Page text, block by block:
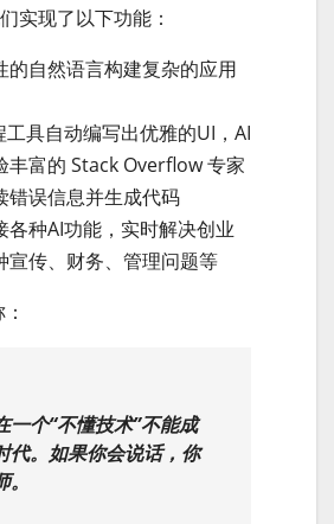
实现了以下功能：
的自然语言构建复杂的应用
工具自动编写出优雅的UI，AI
丰富的 Stack Overflow 专家
错误信息并生成代码
各种AI功能，实时解决创业
宣传、财务、管理问题等
一个“不懂技术”不能成
代。如果你会说话，你